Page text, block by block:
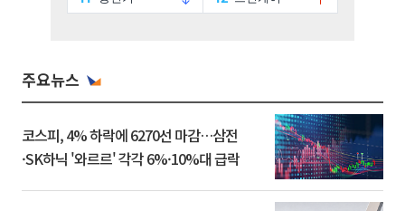
주요뉴스
코스피, 4% 하락에 6270선 마감…삼전
·SK하닉 '와르르' 각각 6%·10%대 급락